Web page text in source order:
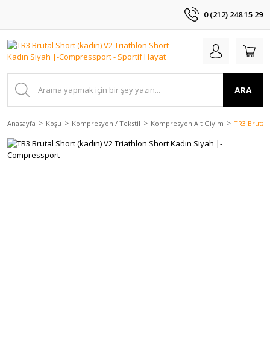
0 (212) 248 15 29
ARA
Anasayfa Koşu Kompresyon / Tekstil Kompresyon Alt Giyim TR3 Brutal